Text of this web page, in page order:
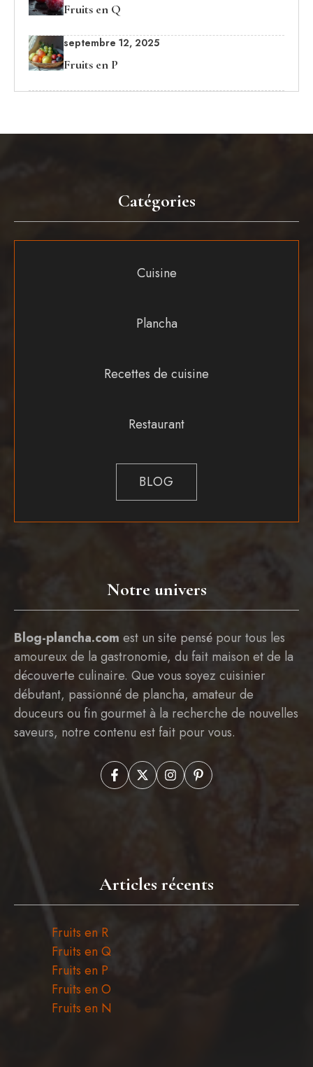
Fruits en Q
septembre 12, 2025
Fruits en P
Notre univers
Blog-plancha.com est un site pensé pour tous les
amoureux de la gastronomie, du fait maison et de la
découverte culinaire. Que vous soyez cuisinier
débutant, passionné de plancha, amateur de
douceurs ou fin gourmet à la recherche de nouvelles
saveurs, notre contenu est fait pour vous.
Catégories
Cuisine
Plancha
Recettes de cuisine
Restaurant
BLOG
Articles récents
Fruits en R
Fruits en Q
Fruits en P
Fruits en O
Fruits en N